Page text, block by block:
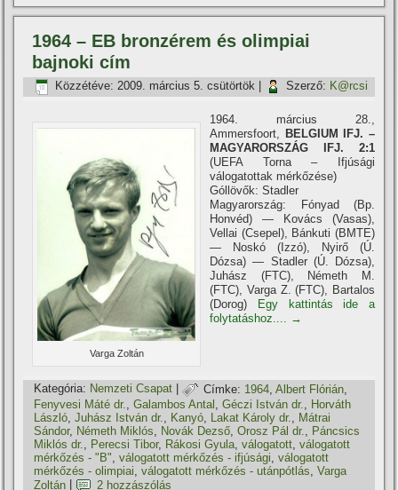
1964 – EB bronzérem és olimpiai
bajnoki cí­m
Közzétéve: 2009. március 5. csütörtök Szerző: K@rcsi
Varga Zoltán
1964. március 28.,
Ammersfoort, BELGIUM IFJ. –
MAGYARORSZÁG IFJ. 2:1
(UEFA Torna – Ifjúsági
válogatottak mérkőzése)
Góllövők: Stadler
Magyarország: Fónyad (Bp.
Honvéd) — Kovács (Vasas),
Vellai (Csepel), Bánkuti (BMTE)
— Noskó (Izzó), Nyirő (Ú.
Dózsa) — Stadler (Ú. Dózsa),
Juhász (FTC), Németh M.
(FTC), Varga Z. (FTC), Bartalos
(Dorog)
Egy kattintás ide a
folytatáshoz.... →
Kategória: Nemzeti Csapat | Címke: 1964 ,Albert Flórián
Fenyvesi Máté dr.,Galambos Antal ,Géczi István dr., Horváth
László,Juhász István dr., Kanyó, Lakat Károly dr., Mátrai
Sándor, Németh Miklós, Novák Dezső,Orosz Pál dr., Páncsics
Miklós dr., Perecsi Tibor, Rákosi Gyula,válogatott,válogatott
mérkőzés - "B",válogatott mérkőzés - ifjúsági,válogatott
mérkőzés - olimpiai,válogatott mérkőzés - utánpótlás,Varga
Zoltán
2 hozzászólás